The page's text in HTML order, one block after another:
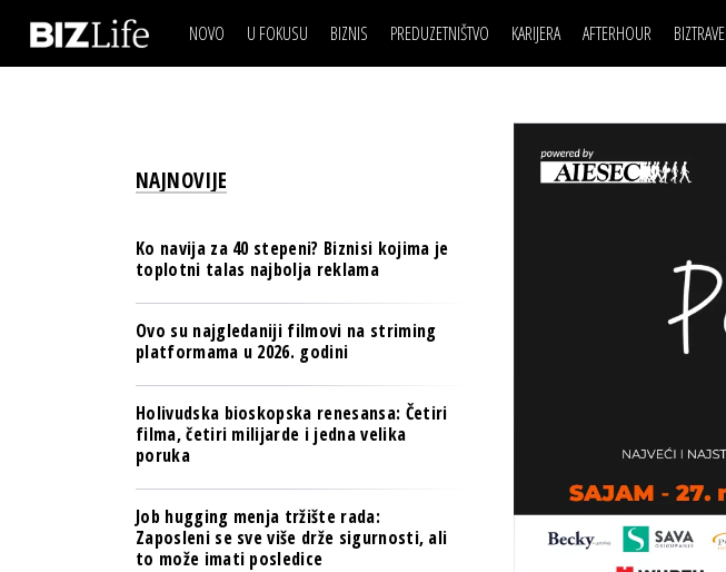
NOVO U FOKUSU BIZNIS
BANKE
OSIGURANJE
TECH I AI
BIZNIS & SPORT
PULS REGIONA
PREDUZETNIŠTVO KARIJERA
LJUDI (HR)
MOJ UGAO
AFTERHOUR
AUTO SVET
WELLBEING
IZJAVA DANABIZNIS SCENA
BREND I KOMUNIKACIJE
OSIGURANJE
TECH I AI
NOVO NA RAFU
POSAO
MOJ UGAO
USAVRŠAVANJE
FILM I SCENA
AUTO SVET
STIL
NAJNOVIJE
Ko navija za 40 stepeni? Biznisi kojima je
toplotni talas najbolja reklama
Ovo su najgledaniji filmovi na striming
platformama u 2026. godini
Holivudska bioskopska renesansa: Četiri
filma, četiri milijarde i jedna velika
poruka
Job hugging menja tržište rada:
Zaposleni se sve više drže sigurnosti, ali
to može imati posledice